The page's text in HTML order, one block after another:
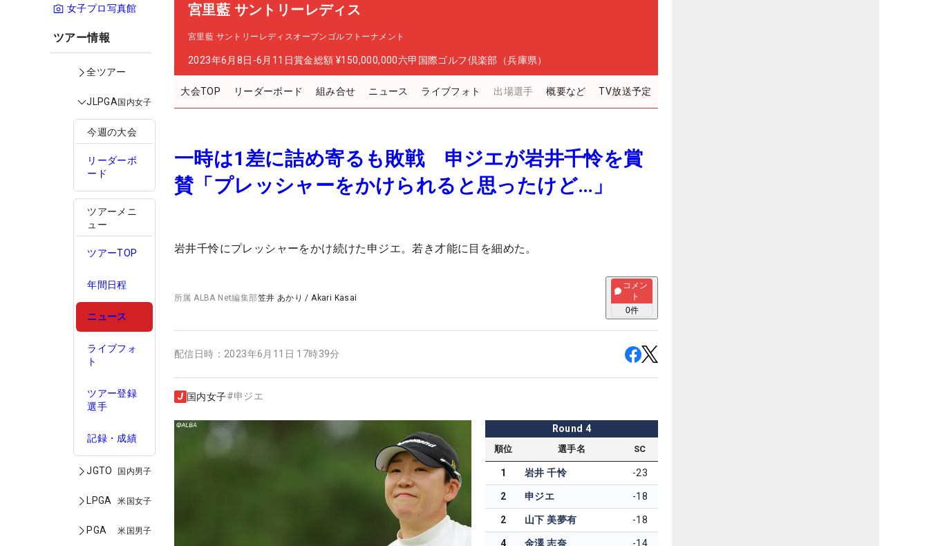
女子プロ写真館
ツアー情報
全ツアー
JLPGA国内女子
今週の大会
リーダーボ
ード
ツアーメニ
ュー
ツアーTOP
年間日程
ニュース
ライブフォ
ト
ツアー登録
選手
記録・成績
JGTO 国内男子
LPGA 米国女子
PGA 米国男子
宮里藍 サントリーレディス
宮里藍 サントリーレディスオープンゴルフトーナメント
2023年6月8日-6月11日賞金総額 ¥150,000,000六甲国際ゴルフ倶楽部（兵庫県）
大会TOP リーダーボード 組み合せ ニュース ライブフォト 出場選手 概要など TV放送予定
一時は1差に詰め寄るも敗戦 申ジエが岩井千怜を賞
賛「プレッシャーをかけられると思ったけど…」
岩井千怜にプレッシャーをかけ続けた申ジエ。若き才能に目を細めた。
所属ALBA Net編集部笠井 あかり /Akari Kasai
コメン
ト
0件
配信日時： 2023年6月11日 17時39分
国内女子#申ジエ
Round 4
順位 選手名 SC
1 岩井 千怜 -23
2 申ジエ -18
2 山下 美夢有 -18
4 金澤 志奈 -14